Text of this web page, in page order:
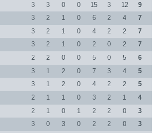
3 3 0 0 15 3 12
9
3 2 1 0 6 2 4
7
3 2 1 0 4 2 2
7
3 2 1 0 2 0 2
7
2 2 0 0 5 0 5
6
3 1 2 0 7 3 4
5
3 1 2 0 4 2 2
5
2 1 1 0 3 2 1
4
2 1 0 1 2 2 0
3
3 0 3 0 2 2 0
3